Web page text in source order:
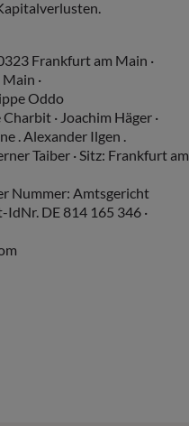
Frankfurt am Main ·
·
Oddo
· Joachim Häger ·
. Alexander Ilgen .
Taiber · Sitz: Frankfurt am
Nummer: Amtsgericht
DE 814 165 346 ·